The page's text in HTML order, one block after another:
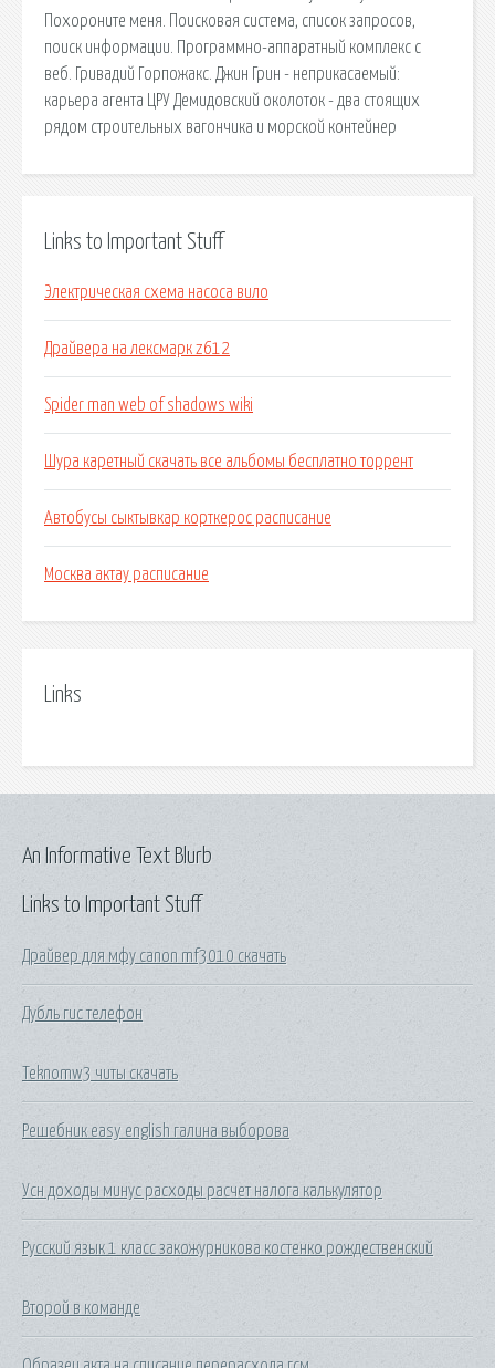
Похороните меня. Поисковая сиcтема, список запросов,
поиск информации. Программно-аппаратный комплекс с
веб. Гривадий Горпожакс. Джин Грин - неприкасаемый:
карьера агента ЦРУ Демидовский околоток - два стоящих
рядом строительных вагончика и морской контейнер
Links to Important Stuff
Электрическая схема насоса вило
Драйвера на лексмарк z612
Spider man web of shadows wiki
Шура каретный скачать все альбомы бесплатно торрент
Автобусы сыктывкар корткерос расписание
Москва актау расписание
Links
Links to Important Stuff
Драйвер для мфу canon mf3010 скачать
Дубль гис телефон
Teknomw3 читы скачать
Решебник easy english галина выборова
Усн доходы минус расходы расчет налога калькулятор
Русский язык 1 класс закожурникова костенко рождественский
Второй в команде
An Informative Text Blurb